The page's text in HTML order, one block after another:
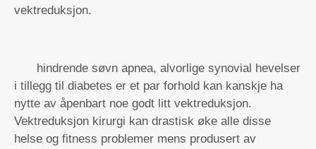
vektreduksjon.
hindrende søvn apnea, alvorlige synovial hevelser
i tillegg til diabetes er et par forhold kan kanskje ha
nytte av åpenbart noe godt litt vektreduksjon.
Vektreduksjon kirurgi kan drastisk øke alle disse
helse og fitness problemer mens produsert av